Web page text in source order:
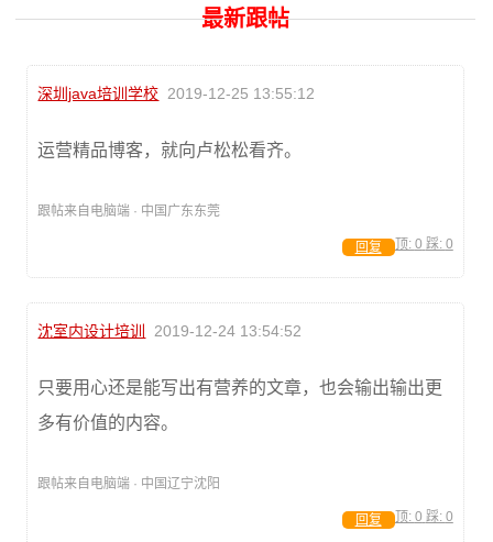
最新跟帖
深圳java培训学校 2019-12-25 13:55:12
运营精品博客，就向卢松松看齐。
跟帖来自电脑端 · 中国广东东莞
顶: 0 踩: 0
回复
沈室内设计培训 2019-12-24 13:54:52
只要用心还是能写出有营养的文章，也会输出输出更
多有价值的内容。
跟帖来自电脑端 · 中国辽宁沈阳
顶: 0 踩: 0
回复